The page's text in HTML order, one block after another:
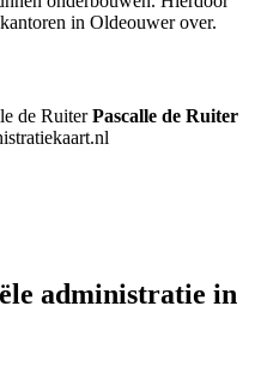
in Oldeouwer over.
Pascalle de Ruiter
administratie in